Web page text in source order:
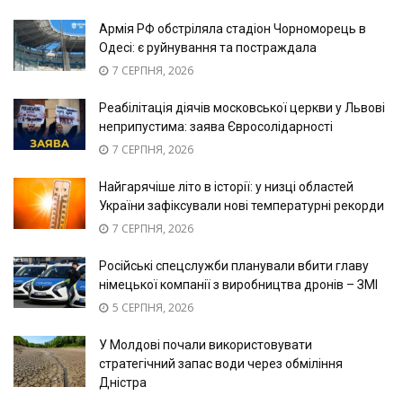
Армія РФ обстріляла стадіон Чорноморець в
Одесі: є руйнування та постраждала
7 СЕРПНЯ, 2026
Реабілітація діячів московської церкви у Львові
неприпустима: заява Євросолідарності
7 СЕРПНЯ, 2026
Найгарячіше літо в історії: у низці областей
України зафіксували нові температурні рекорди
7 СЕРПНЯ, 2026
Російські спецслужби планували вбити главу
німецької компанії з виробництва дронів – ЗМІ
5 СЕРПНЯ, 2026
У Молдові почали використовувати
стратегічний запас води через обміління
Дністра